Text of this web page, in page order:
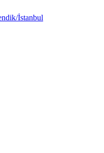
İstanbul